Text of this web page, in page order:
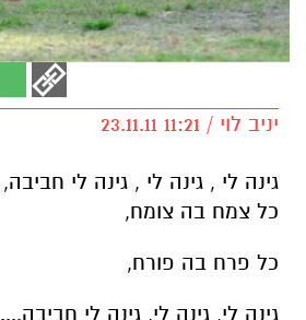
יניב לוי / 11:21 23.11.11
גינה לי , גינה לי , גינה לי חביבה,
כל צמח בה צומח,
כל פרח בה פורח,
גינה לי, גינה לי, גינה לי חביבה....